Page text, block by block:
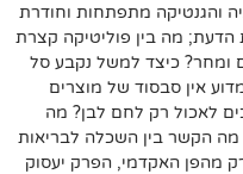
והגנטיקה מתפתחות וחודרת
הדעת; מה בין פוליטיקה קצרת
ומחר? כיצד למשל נקבע סל
אין סבסוד של מוצרים
לאכול רק לחם לבן? מה
הקשר בין השכלה לבריאות
רק מהפן האקדמי, הפרק יעסוק